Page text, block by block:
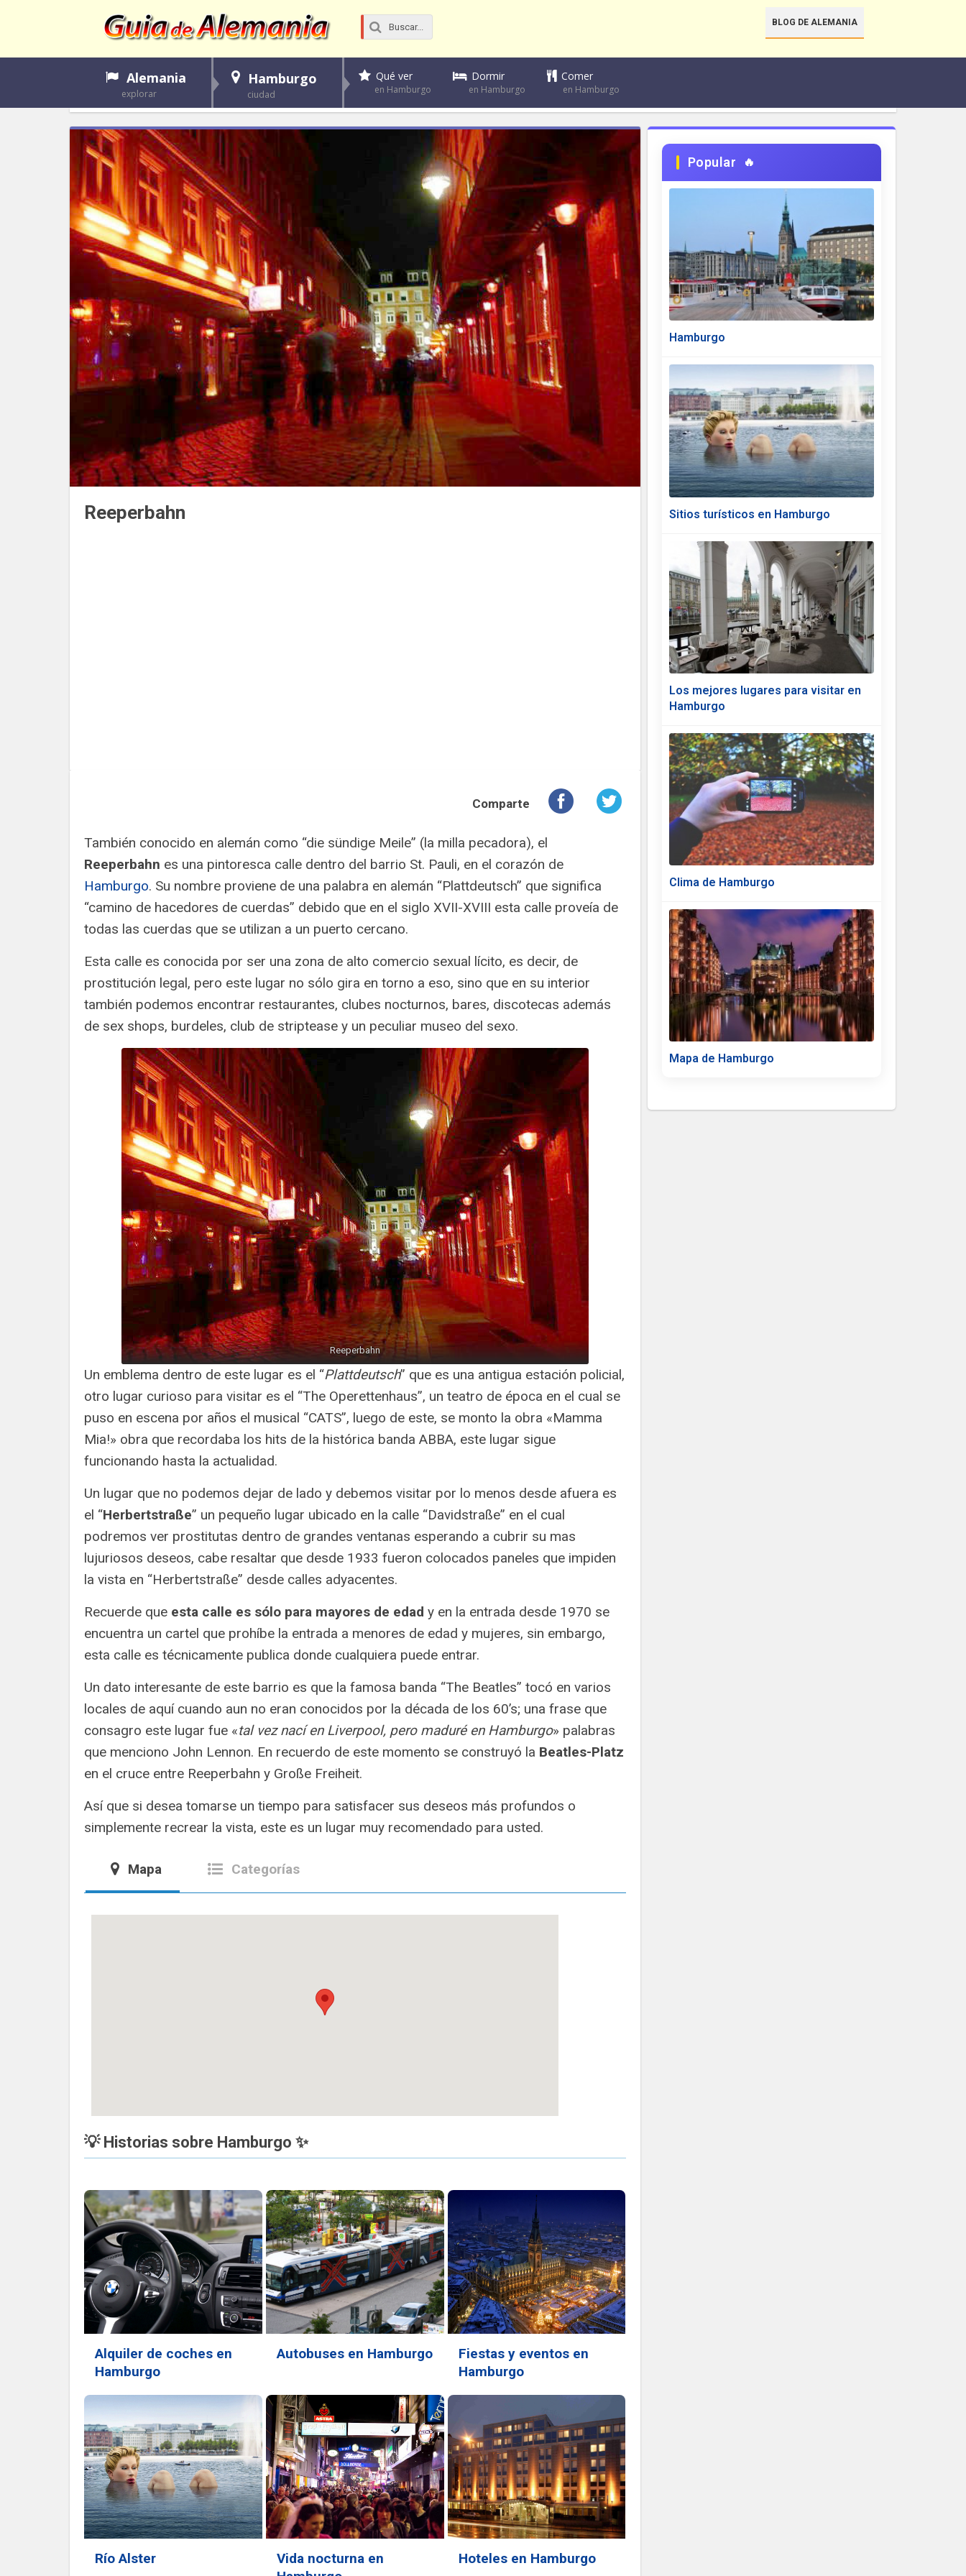
BLOG DE ALEMANIA
Alemania
explorar
Hamburgo
ciudad
Qué ver
en Hamburgo
Dormir
en Hamburgo
Comer
en Hamburgo
Reeperbahn
Comparte
También conocido en alemán como “die sündige Meile” (la milla pecadora), el
Reeperbahn es una pintoresca calle dentro del barrio St. Pauli, en el corazón de
Hamburgo. Su nombre proviene de una palabra en alemán “Plattdeutsch” que significa
“camino de hacedores de cuerdas” debido que en el siglo XVII-XVIII esta calle proveía de
todas las cuerdas que se utilizan a un puerto cercano.
Esta calle es conocida por ser una zona de alto comercio sexual lícito, es decir, de
prostitución legal, pero este lugar no sólo gira en torno a eso, sino que en su interior
también podemos encontrar restaurantes, clubes nocturnos, bares, discotecas además
de sex shops, burdeles, club de striptease y un peculiar museo del sexo.
Reeperbahn
Un emblema dentro de este lugar es el “Plattdeutsch” que es una antigua estación policial,
otro lugar curioso para visitar es el “The Operettenhaus”, un teatro de época en el cual se
puso en escena por años el musical “CATS”, luego de este, se monto la obra «Mamma
Mia!» obra que recordaba los hits de la histórica banda ABBA, este lugar sigue
funcionando hasta la actualidad.
Un lugar que no podemos dejar de lado y debemos visitar por lo menos desde afuera es
el “Herbertstraße” un pequeño lugar ubicado en la calle “Davidstraße” en el cual
podremos ver prostitutas dentro de grandes ventanas esperando a cubrir su mas
lujuriosos deseos, cabe resaltar que desde 1933 fueron colocados paneles que impiden
la vista en “Herbertstraße” desde calles adyacentes.
Recuerde que esta calle es sólo para mayores de edad y en la entrada desde 1970 se
encuentra un cartel que prohíbe la entrada a menores de edad y mujeres, sin embargo,
esta calle es técnicamente publica donde cualquiera puede entrar.
Un dato interesante de este barrio es que la famosa banda “The Beatles” tocó en varios
locales de aquí cuando aun no eran conocidos por la década de los 60’s; una frase que
consagro este lugar fue «tal vez nací en Liverpool, pero maduré en Hamburgo» palabras
que menciono John Lennon. En recuerdo de este momento se construyó la Beatles-Platz
en el cruce entre Reeperbahn y Große Freiheit.
Así que si desea tomarse un tiempo para satisfacer sus deseos más profundos o
simplemente recrear la vista, este es un lugar muy recomendado para usted.
Mapa Categorías
💡 Historias sobre Hamburgo ✨
Alquiler de coches en
Hamburgo
Autobuses en Hamburgo
Fiestas y eventos en
Hamburgo
Río Alster
Vida nocturna en
Hoteles en Hamburgo
Popular
Hamburgo
Sitios turísticos en Hamburgo
Los mejores lugares para visitar en
Hamburgo
Clima de Hamburgo
Mapa de Hamburgo